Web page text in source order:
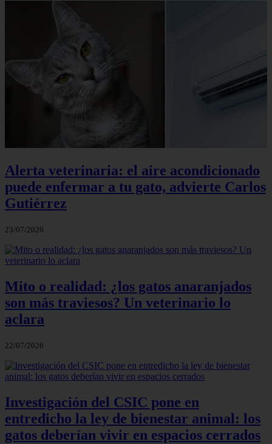
Alerta veterinaria: el aire acondicionado
puede enfermar a tu gato, advierte Carlos
Gutiérrez
23/07/2026
Mito o realidad: ¿los gatos anaranjados
son más traviesos? Un veterinario lo
aclara
22/07/2026
Investigación del CSIC pone en
entredicho la ley de bienestar animal: los
gatos deberían vivir en espacios cerrados